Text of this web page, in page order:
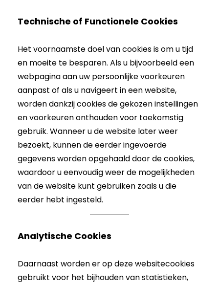
Technische of Functionele Cookies
Het voornaamste doel van cookies is om u tijd
en moeite te besparen. Als u bijvoorbeeld een
webpagina aan uw persoonlijke voorkeuren
aanpast of als u navigeert in een website,
worden dankzij cookies de gekozen instellingen
en voorkeuren onthouden voor toekomstig
gebruik. Wanneer u de website later weer
bezoekt, kunnen de eerder ingevoerde
gegevens worden opgehaald door de cookies,
waardoor u eenvoudig weer de mogelijkheden
van de website kunt gebruiken zoals u die
eerder hebt ingesteld.
Analytische Cookies
Daarnaast worden er op deze websitecookies
gebruikt voor het bijhouden van statistieken,